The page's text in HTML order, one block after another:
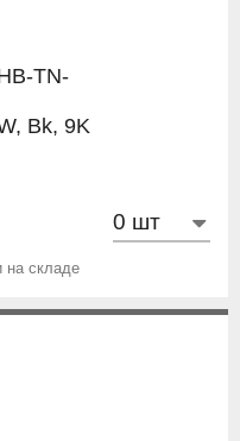
TN-
Bk, 9K
на складе